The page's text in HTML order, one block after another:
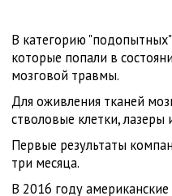
В категорию
которые попали в
мозговой травмы.
Для оживления тканей
стволовые клетки, лазеры
Первые результаты
три месяца.
В 2016 году